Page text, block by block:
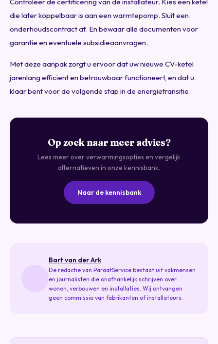
die later koppelbaar is aan een warmtepomp. Sluit een
onderhoudscontract af. En bewaar alle documenten voor
garantie en eventuele subsidieaanvragen.
Met deze aanpak zorgt u ervoor dat uw nieuwe CV-ketel
jarenlang efficient en betrouwbaar functioneert, en dat u
klaar bent voor de volgende stap in de energietransitie.
Op zoek naar meer advies?
Lees meer over verwarmingsopties en vergelijk
alternatieven in onze kennisbank.
Naar de kennisbank
Bart van der Ark
De redactie van ParaatService bestaat uit vakmensen
en journalisten die onafhankelijk schrijven over
wonen, verbouwen en installaties. Wij ontvangen
geen commissie van fabrikanten of installateurs.